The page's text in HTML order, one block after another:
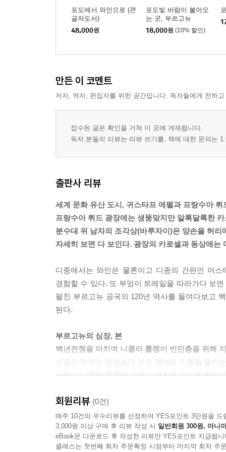
샹몰 수도원과 〈모세의 우물〉
셋째 날
이본느와의 만남 그리고 레잘 마켓
D974 국도와 부르고뉴 포도밭의 비밀
지질학 박물관 부르고뉴
니콜라 롤랭과 와인 경매
점심 식사, 볼네와 에푸아스
조제프 드루앵의 지하실
클뤼니 수도원
중세 수도사들과 부르고뉴 와인의 정수
넷째 날
부조와 본 로마네 전설의 시작과 끝
샤토 드 코르통 앙드레
도멘 다르뒤
도멘 장 모니에 에 피스
코트 드 본, 코트 샬로네즈, 마코네 주요 와인 마을
코트 드 본 | 코트 샬로네즈 | 마코네 | 마코네의
레지오날 등급 | 빌라주 등급
포도에서 와인으로 (큰
글자도서)
48,000원
포도빛 바람이 불어오
는 곳, 부르고뉴
18,000원 (10% 할인)
만든 이 코멘트
저자, 역자, 편집자를 위한 공간입니다. 독자들에게 전하
접수된 글은 확인을 거쳐 이 곳에 게재됩니다.
독자 분들의 리뷰는 리뷰 쓰기를, 책에 대한 문의는
출판사 리뷰
세계 문화 유산 도시, 귀스타프 에펠과 프랑수아 뤼
프랑수아 뤼드 광장에는 생뚱맞지만 알록달록한
분수대 위 남자의 조각상(바루자이)은 양손을 허
자세히 보면 다 보인다. 광장의 카로셀과 동상에는
디종에서는 와인은 물론이고 디종의 간판인 머
경험할 수 있다. 또 부엉이 트레일을 따라가다 보
펼친 부르고뉴 공국의 120년 역사를 들여다보고
된다.
부르고뉴의 심장, 본
백년전쟁을 마치며 니콜라 롤랭이 빈민층을 위해
〈재상 니콜라 롤랭의 성모〉 그림의 비밀은 화가
작은 도시 본의 중세 시대 성벽과 자갈길을 따
드루앵의 와인 저장고가 있다. 한때는 부르고뉴
실제 노트르담 성당 수도사들이 와인 양조를 할
석회암 돌벽으로 만들어진 유서 깊은 지하 저장
회원리뷰 (0건)
매주 10건의 우수리뷰를 선정하여 YES포인트 3만원을 드
3,000원 이상 구매 후 리뷰 작성 시 일반회원 300원, 마니
eBook은 다운로드 후 작성한 리뷰만 YES포인트 지급됩니
클래스는 첫번째 회차 주문확정 시점부터 마지막 회차 주